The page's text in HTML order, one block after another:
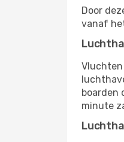
Door
vanaf
boarden
minute